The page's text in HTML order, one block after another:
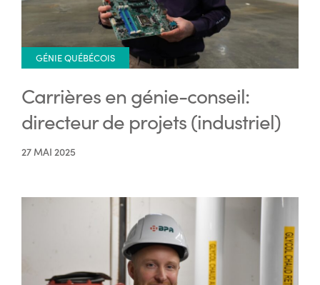
GÉNIE QUÉBÉCOIS
Carrières en génie-conseil:
directeur de projets (industriel)
27 MAI 2025